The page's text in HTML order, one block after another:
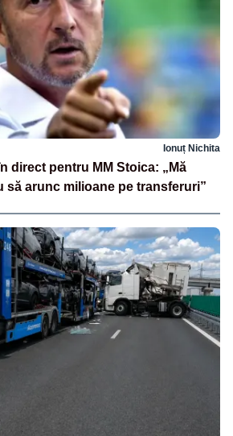
Ionuț Nichita
direct pentru MM Stoica: „Mă
să arunc milioane pe transferuri”